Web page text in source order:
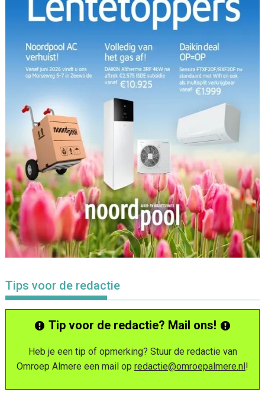
Tips voor de redactie
Tip voor de redactie? Mail ons!
Heb je een tip of opmerking? Stuur de redactie van
Omroep Almere een mail op redactie@omroepalmere.nl!